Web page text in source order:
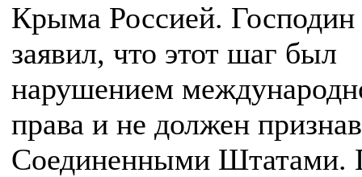
Крыма Россией.
заявил, что этот шаг был
нарушением
права и не должен
Соединенными Штатами.